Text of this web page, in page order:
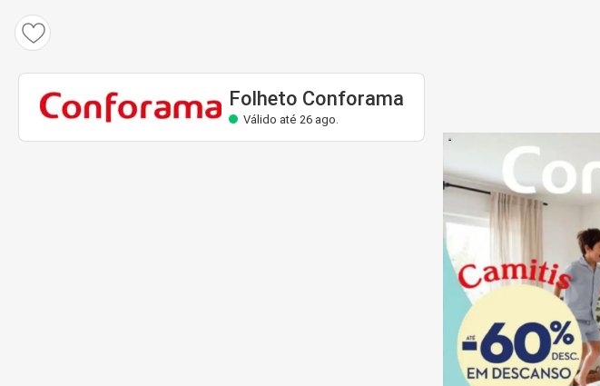
Folheto Conforama
Válido até 26 ago.